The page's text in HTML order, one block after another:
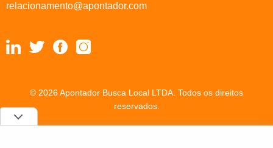
relacionamento@apontador.com
© 2026 Apontador Busca Local LTDA. Todos os direitos
reservados.